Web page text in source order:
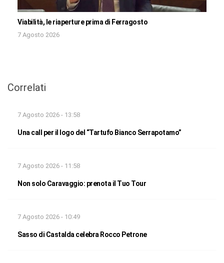
Viabilità, le riaperture prima di Ferragosto
7 Agosto 2026
Correlati
7 Agosto 2026 - 13:58
Una call per il logo del “Tartufo Bianco Serrapotamo”
7 Agosto 2026 - 11:58
Non solo Caravaggio: prenota il Tuo Tour
7 Agosto 2026 - 10:49
Sasso di Castalda celebra Rocco Petrone